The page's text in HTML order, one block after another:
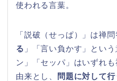
使われる言葉。
「説破（せっぱ）」は禅
る 」「言い負かす」とい
ン」「セッパ」はいずれ
由来とし、
問題に対して